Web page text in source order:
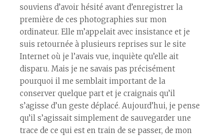
souviens d’avoir hésité avant d’enregistrer la
première de ces photographies sur mon
ordinateur. Elle m’appelait avec insistance et je
suis retournée à plusieurs reprises sur le site
Internet où je l’avais vue, inquiète qu’elle ait
disparu. Mais je ne savais pas précisément
pourquoi il me semblait important de la
conserver quelque part et je craignais qu’il
s’agisse d’un geste déplacé. Aujourd’hui, je pense
qu’il s’agissait simplement de sauvegarder une
trace de ce qui est en train de se passer, de mon